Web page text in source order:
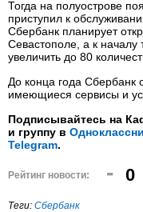
Тогда на полуострове
приступил к
Сбербанк планирует
Севастополе, а к началу
увеличить до 80
До конца года Сбербанк
имеющиеся сервисы и
Подписывайтесь на
и группу в
Telegram.
Рейтинг новости: - 0
Теги: Сбербанк